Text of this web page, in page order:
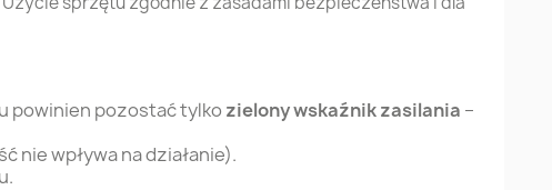
powinien pozostać tylko zielony wskaźnik zasilania –
nie wpływa na działanie).